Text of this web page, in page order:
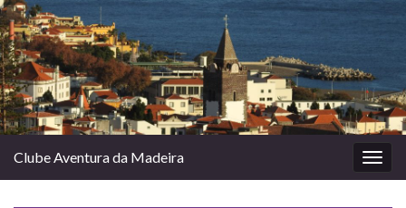
Clube Aventura da Madeira